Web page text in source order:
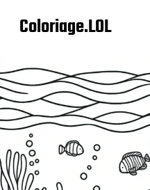
Coloriage.LOL